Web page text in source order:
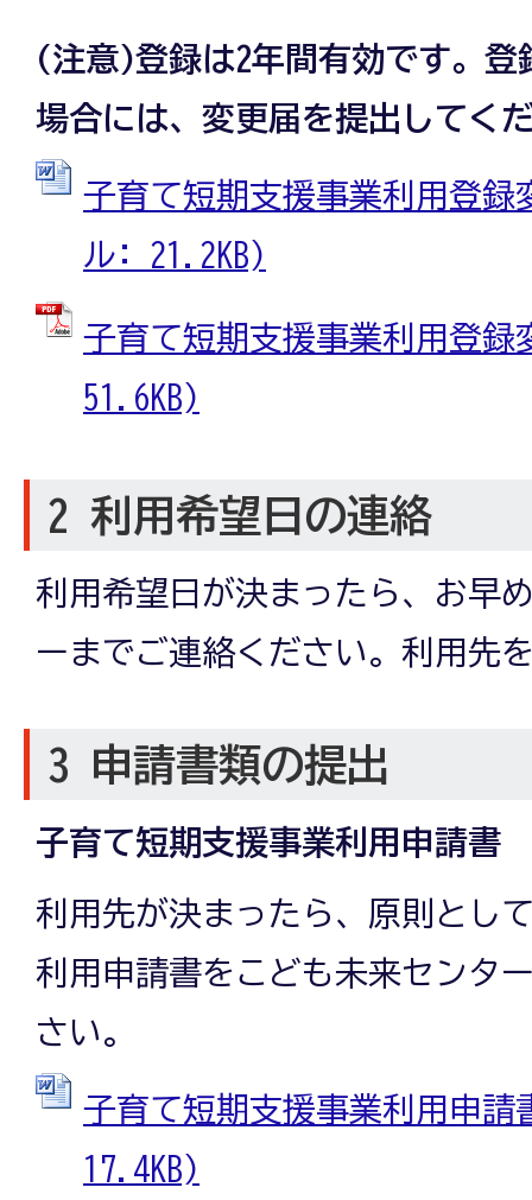
(注意)登録は2年間有効です。登
場合には、変更届を提出してく
子育て短期支援事業利用登録
ル: 21.2KB)
子育て短期支援事業利用登録
51.6KB)
2 利用希望日の連絡
利用希望日が決まったら、お早
ーまでご連絡ください。利用先
3 申請書類の提出
子育て短期支援事業利用申請書
利用先が決まったら、原則とし
利用申請書をこども未来センタ
さい。
子育て短期支援事業利用申
17.4KB)